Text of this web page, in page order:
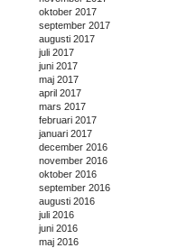
oktober 2017
september 2017
augusti 2017
juli 2017
juni 2017
maj 2017
april 2017
mars 2017
februari 2017
januari 2017
december 2016
november 2016
oktober 2016
september 2016
augusti 2016
juli 2016
juni 2016
maj 2016